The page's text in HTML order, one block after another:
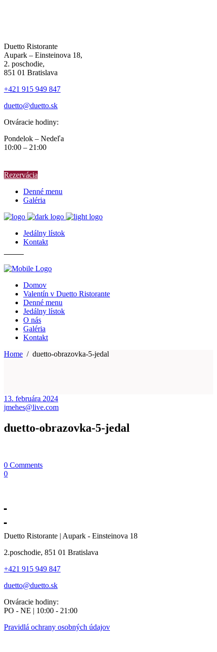
Duetto Ristorante
Aupark – Einsteinova 18,
2. poschodie,
851 01 Bratislava
+421 915 949 847
duetto@duetto.sk
Otváracie hodiny:
Pondelok – Nedeľa
10:00 – 21:00
Rezervácia
Denné menu
Galéria
Jedálny lístok
Kontakt
Domov
Valentín v Duetto Ristorante
Denné menu
Jedálny lístok
O nás
Galéria
Kontakt
Home / duetto-obrazovka-5-jedal
13. februára 2024
jmehes@live.com
duetto-obrazovka-5-jedal
0 Comments
0
Duetto Ristorante | Aupark - Einsteinova 18
2.poschodie, 851 01 Bratislava
+421 915 949 847
duetto@duetto.sk
Otváracie hodiny:
PO - NE | 10:00 - 21:00
Pravidlá ochrany osobných údajov